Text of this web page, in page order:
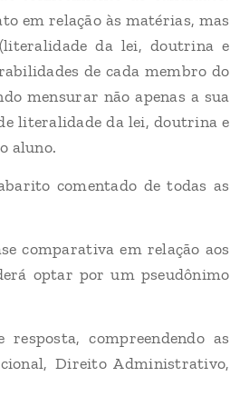
em relação às matérias, mas
da lei, doutrina e
de cada membro do
mensurar não apenas a sua
literalidade da lei, doutrina e
aluno.
comentado de todas as
comparativa em relação aos
optar por um pseudônimo
compreendendo as
Direito Administrativo,